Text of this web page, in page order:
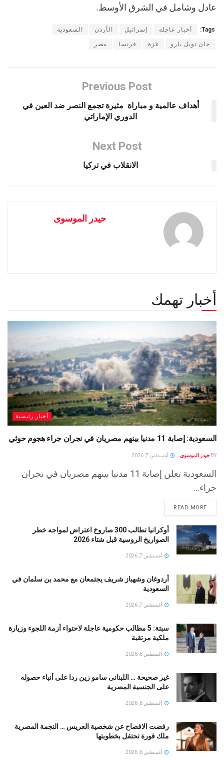
عادل وشامل في الشرق الأوسط.
Tags: أخبار عاجله إسرائيل الأردن السعودية
جان نوبل بارو غزة فرنسا مصر
Previous Post
أهداف عالمية و مباراة مثيرة تجمع النصر ضد العين في
الدوري الإماراتي
Next Post
الانقلاب في تركيا
حيدر الموسوى
أخبار تهمك
أخبار رئيسية
السعودية: إصابة 11 مدنيا بينهم مصريان في نجران جراء هجوم حوثي
BY حيدر الموسوى أغسطس 7, 2026
السعودية تعلن إصابة 11 مدنيا بينهم مصريان في نجران
جراء...
READ MORE
أوكرانيا تطالب 300 صاروخ اعتراض لمواجه خطر
الصواريخ الروسية قبل شتاء 2026
أغسطس 7, 2026
أردوغان وشهباز شريف يجتمعان مع محمد بن سلمان في
السعودية
أغسطس 7, 2026
سبتة: 5 مطالب حكومية عاجلة لاحتواء أزمة اللجوء وزيارة
ملكية مرتقبة
أغسطس 6, 2026
غير صحيحة … اللبنانى سامو زين ردا على أنباء حصوله
على الجنسية المصرية
أغسطس 6, 2026
رفضت الافصاح عن شخصية العريس … النجمة المصرية
ملك قورة تحتفل بخطوبتها
أغسطس 6, 2026